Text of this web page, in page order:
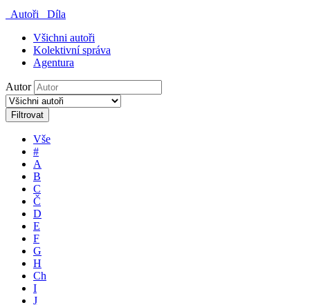
Autoři
Díla
Všichni autoři
Kolektivní správa
Agentura
Autor
Filtrovat
Vše
#
A
B
C
Č
D
E
F
G
H
Ch
I
J